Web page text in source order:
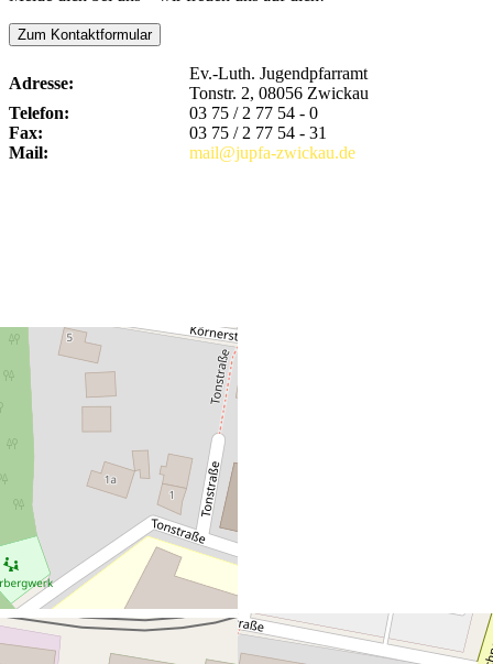
Zum Kontaktformular
Adresse:
Ev.-Luth. Jugendpfarramt
Tonstr. 2, 08056 Zwickau
Telefon:
03 75 / 2 77 54 - 0
Fax:
03 75 / 2 77 54 - 31
Mail:
mail@jupfa-zwickau.de